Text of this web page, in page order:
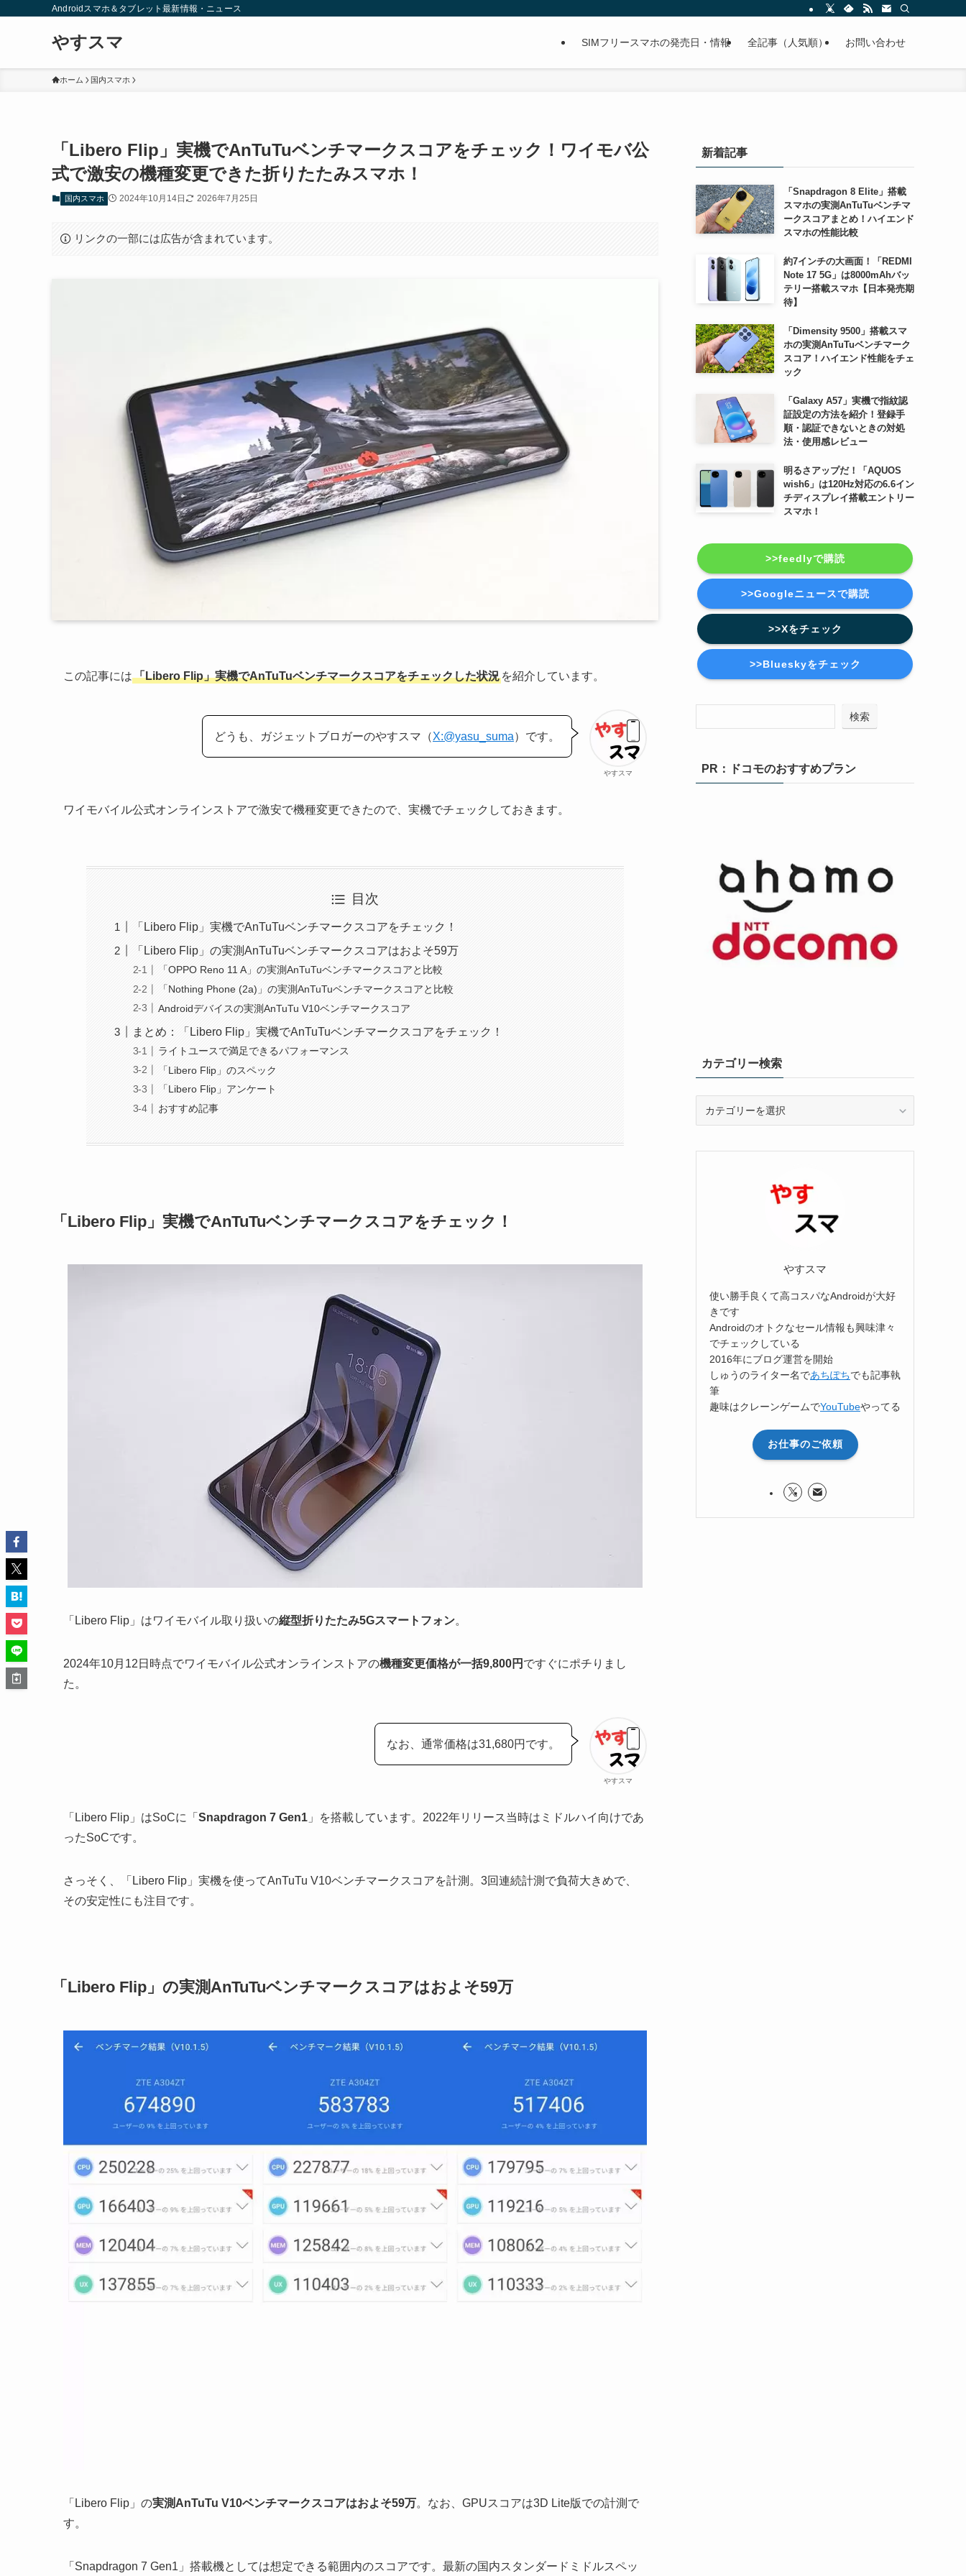
Androidスマホ＆タブレット最新情報・ニュース
やすスマ SIMフリースマホの発売日・情報 全記事（人気順） お問い合わせ
ホーム 国内スマホ
「Libero Flip」実機でAnTuTuベンチマークスコアをチェック！ワイモバ公
式で激安の機種変更できた折りたたみスマホ！
国内スマホ 2024年10月14日 2026年7月25日
リンクの一部には広告が含まれています。
この記事には「Libero Flip」実機でAnTuTuベンチマークスコアをチェックした状況 を紹介しています。
やすスマ
どうも、ガジェットブロガーのやすスマ（X:@yasu_suma）です。
ワイモバイル公式オンラインストアで激安で機種変更できたので、実機でチェックしておきます。
目次
「Libero Flip」実機でAnTuTuベンチマークスコアをチェック！
「Libero Flip」の実測AnTuTuベンチマークスコアはおよそ59万
「OPPO Reno 11 A」の実測AnTuTuベンチマークスコアと比較
「Nothing Phone (2a)」の実測AnTuTuベンチマークスコアと比較
Androidデバイスの実測AnTuTu V10ベンチマークスコア
まとめ：「Libero Flip」実機でAnTuTuベンチマークスコアをチェック！
ライトユースで満足できるパフォーマンス
「Libero Flip」のスペック
「Libero Flip」アンケート
おすすめ記事
「Libero Flip」実機でAnTuTuベンチマークスコアをチェック！
「Libero Flip」はワイモバイル取り扱いの縦型折りたたみ5Gスマートフォン。
2024年10月12日時点でワイモバイル公式オンラインストアの機種変更価格が一括9,800円 ですぐにポチりまし
た。
やすスマ
なお、通常価格は31,680円です。
「Libero Flip」はSoCに「 Snapdragon 7 Gen1 」を搭載しています。2022年リリース当時はミドルハイ向けであ
ったSoCです。
さっそく、「Libero Flip」実機を使ってAnTuTu V10ベンチマークスコアを計測。3回連続計測で負荷大きめで、
その安定性にも注目です。
「Libero Flip」の実測AnTuTuベンチマークスコアはおよそ59万
「Libero Flip」の実測AnTuTu V10ベンチマークスコアはおよそ59万。なお、GPUスコアは3D Lite版での計測で
す。
「Snapdragon 7 Gen1」搭載機としては想定できる範囲内のスコアです。最新の国内スタンダードミドルスペッ
新着記事
「Snapdragon 8 Elite」搭載
スマホの実測AnTuTuベンチマ
ークスコアまとめ！ハイエンド
スマホの性能比較
約7インチの大画面！「REDMI
Note 17 5G」は8000mAhバッ
テリー搭載スマホ【日本発売期
待】
「Dimensity 9500」搭載スマ
ホの実測AnTuTuベンチマーク
スコア！ハイエンド性能をチェ
ック
「Galaxy A57」実機で指紋認
証設定の方法を紹介！登録手
順・認証できないときの対処
法・使用感レビュー
明るさアップだ！「AQUOS
wish6」は120Hz対応の6.6イン
チディスプレイ搭載エントリー
スマホ！
>>feedlyで購読
>>Googleニュースで購読
>>Xをチェック
>>Blueskyをチェック
検索
PR：ドコモのおすすめプラン
カテゴリー検索
リ
やすスマ
使い勝手良くて高コスパなAndroidが大好
きです
Androidのオトクなセール情報も興味津々
でチェックしている
2016年にブログ運営を開始
しゅうのライター名であちぽちでも記事執
筆
趣味はクレーンゲームでYouTubeやってる
お仕事のご依頼